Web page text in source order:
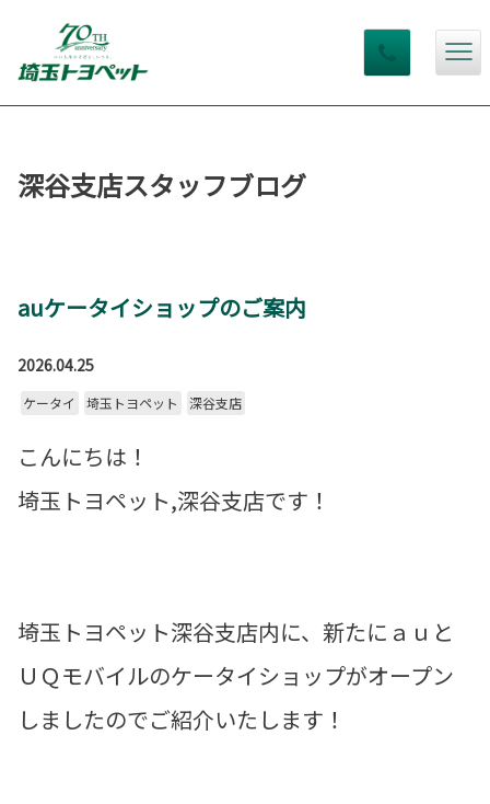
深谷支店スタッフブログ
auケータイショップのご案内
2026.04.25
ケータイ 埼玉トヨペット 深谷支店
こんにちは！
埼玉トヨペット,深谷支店です！
埼玉トヨペット深谷支店内に、新たにａｕと
ＵＱモバイルのケータイショップがオープン
しましたのでご紹介いたします！